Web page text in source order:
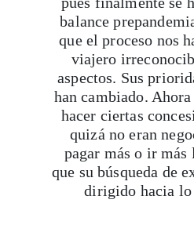
balance
que el proceso nos
viajero
aspectos. Sus
han cambiado.
hacer ciertas
quizá no eran
pagar más o ir más
que su búsqueda de
dirigido hacia